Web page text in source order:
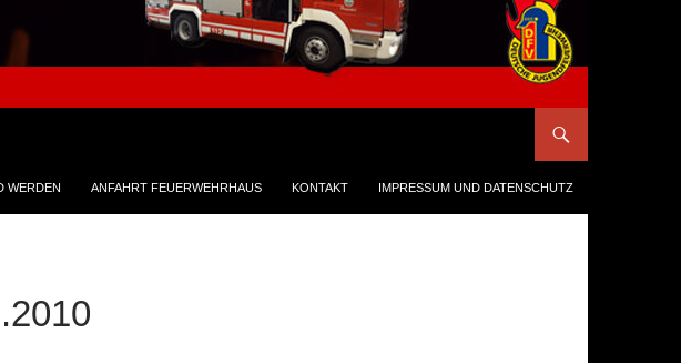
WERDEN ANFAHRT FEUERWEHRHAUS KONTAKT IMPRESSUM UND DATENSCHUTZ